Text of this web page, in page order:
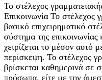
Το στέλεχος
Επικοινωνία Το στέλεχος
βασικό επιχειρηματικό
σύστημα της επικοινωνίας
χειρίζεται το μέσον αυτό
περίσκεψη. Το στέλεχος
βρίσκεται καθημερινά σε
πρόσωπα, είτε με την